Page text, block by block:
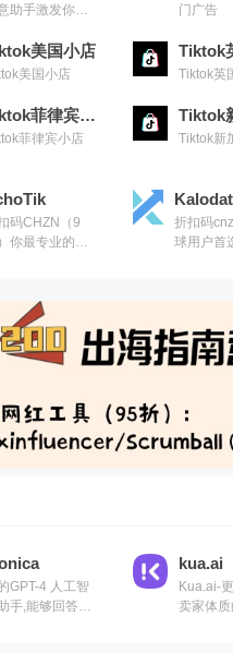
助手激发你的
门广告
美国小店
美国小店
Tiktok
Tiktok英
Tiktok菲律宾小店
菲律宾小店 Tiktok新
码CHZN（9
你最专业的
折扣码
球用户首
GPT-4 人工智
手,能够回答任
kua.ai
Kua.ai-
卖家体质